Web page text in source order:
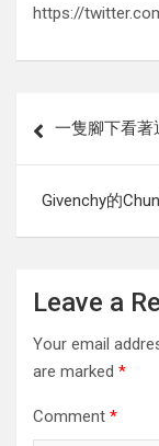
https://
navigation
一隻腳下看著
Givenchy的
Leave a
Your email
are marked *
Comment *